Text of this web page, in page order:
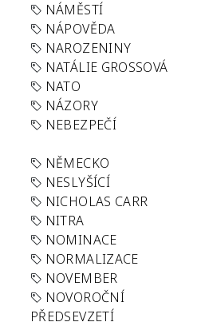
NÁMĚSTÍ
NÁPOVĚDA
NAROZENINY
NATÁLIE GROSSOVÁ
NATO
NÁZORY
NEBEZPEČÍ
NĚMECKO
NESLYŠÍCÍ
NICHOLAS CARR
NITRA
NOMINACE
NORMALIZACE
NOVEMBER
NOVOROČNÍ
PŘEDSEVZETÍ